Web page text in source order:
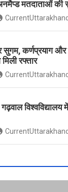
मतदाताओं की
CurrentUttarakhand
सुगम, कर्णप्रयाग
रफ्तार
CurrentUttarakhand
CurrentUttarakhand